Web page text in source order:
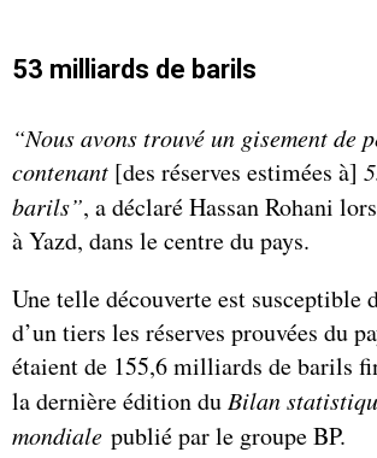
53 milliards de barils
“Nous avons trouvé un gisement de
contenant [des réserves estimées à]
barils”, a déclaré Hassan Rohani
à Yazd, dans le centre du pays.
Une telle découverte est susceptible
d’un tiers les réserves prouvées du
étaient de 155,6 milliards de barils
la dernière édition du Bilan
mondiale publié par le groupe BP.